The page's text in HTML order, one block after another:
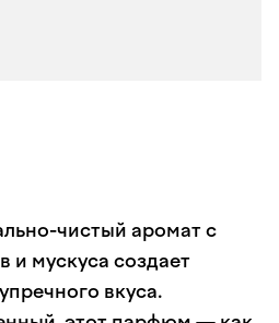
чистый аромат с
и мускуса создает
вкуса.